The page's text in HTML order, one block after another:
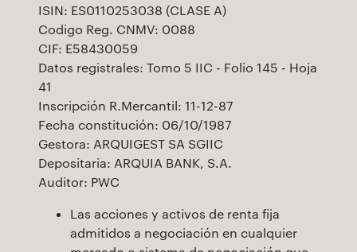
ISIN: ES0110253038 (CLASE A)
Codigo Reg. CNMV: 0088
CIF: E58430059
Datos registrales: Tomo 5 IIC - Folio 145 - Hoja
41
Inscripción R.Mercantil: 11-12-87
Fecha constitución: 06/10/1987
Gestora: ARQUIGEST SA SGIIC
Depositaria: ARQUIA BANK, S.A.
Auditor: PWC
Las acciones y activos de renta fija
admitidos a negociación en cualquier